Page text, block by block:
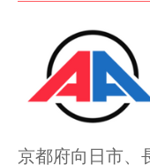
京都府向日市、